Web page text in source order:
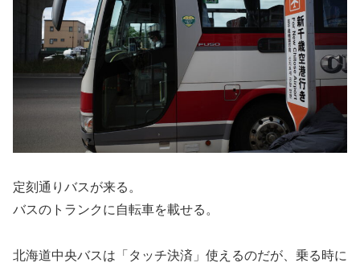
定刻通りバスが来る。
バスのトランクに自転車を載せる。
北海道中央バスは「タッチ決済」使えるのだが、乗る時に